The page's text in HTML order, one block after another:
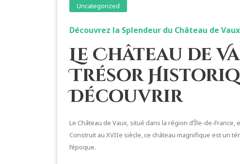
Uncategorized
Découvrez la Splendeur du Château de Vaux
Le Château de
Trésor
Découvrir
Le Château de Vaux, situé dans la région d’Île-de-France,
Construit au XVIIe siècle, ce château magnifique est un
l’époque.